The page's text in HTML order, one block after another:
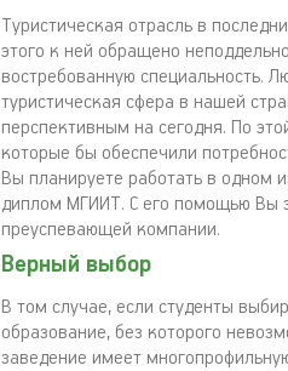
Туристическая отрасль в
этого к ней обращено
востребованную специальность.
туристическая сфера в нашей
перспективным на сегодня. По
которые бы обеспечили
Вы планируете работать в одном
диплом МГИИТ. С его помощью Вы
преуспевающей компании.
Верный выбор
В том случае, если студенты
образование, без которого
заведение имеет